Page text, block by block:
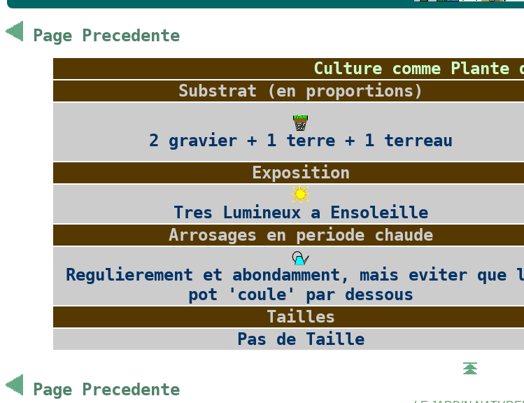
Page Precedente
Culture comme
Substrat (en proportions)
2 gravier + 1 terre + 1 terreau
Exposition
Tres Lumineux a Ensoleille
Arrosages en periode chaude
Regulierement et abondamment, mais eviter que
pot 'coule' par dessous
Tailles
Pas de Taille
Page Precedente